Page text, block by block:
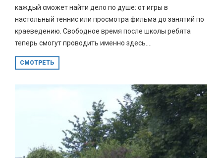
каждый сможет найти дело по душе: от игры в
настольный теннис или просмотра фильма до занятий по
краеведению. Свободное время после школы ребята
теперь смогут проводить именно здесь....
СМОТРЕТЬ